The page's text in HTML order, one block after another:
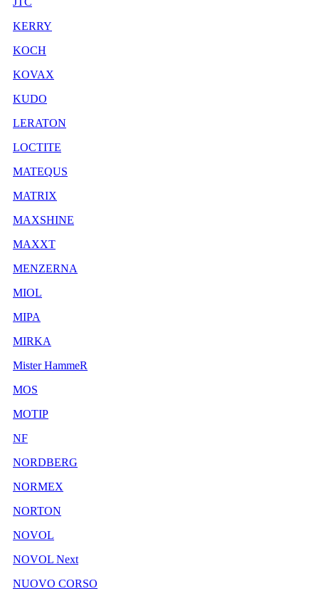
KERRY
KOCH
KOVAX
KUDO
LERATON
LOCTITE
MATEQUS
MATRIX
MAXSHINE
MAXXT
MENZERNA
MIOL
MIPA
MIRKA
Mister HammeR
MOS
MOTIP
NF
NORDBERG
NORMEX
NORTON
NOVOL
NOVOL Next
NUOVO CORSO